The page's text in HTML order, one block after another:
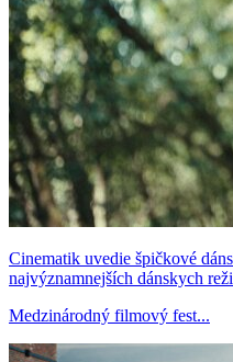
Cinematik uvedie špičkové
najvýznamnejších dánskych
Medzinárodný filmový fest...